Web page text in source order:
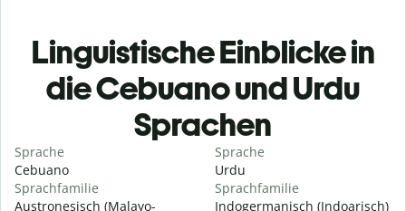
Linguistische Einblicke in
die Cebuano und Urdu
Sprachen
Sprache
Cebuano
Sprachfamilie
Austronesisch (Malayo-
Sprache
Urdu
Sprachfamilie
Indogermanisch (Indoarisch)